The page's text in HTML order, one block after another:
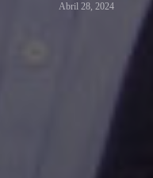
Abril 28, 2024